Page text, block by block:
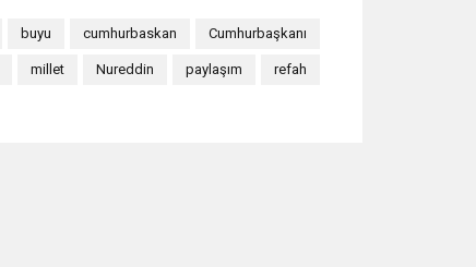
buyu cumhurbaskan Cumhurbaşkanı
millet Nureddin paylaşım refah